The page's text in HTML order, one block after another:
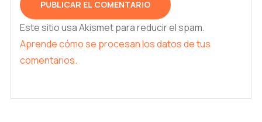
Este sitio usa Akismet para reducir el spam.
Aprende cómo se procesan los datos de tus
comentarios.